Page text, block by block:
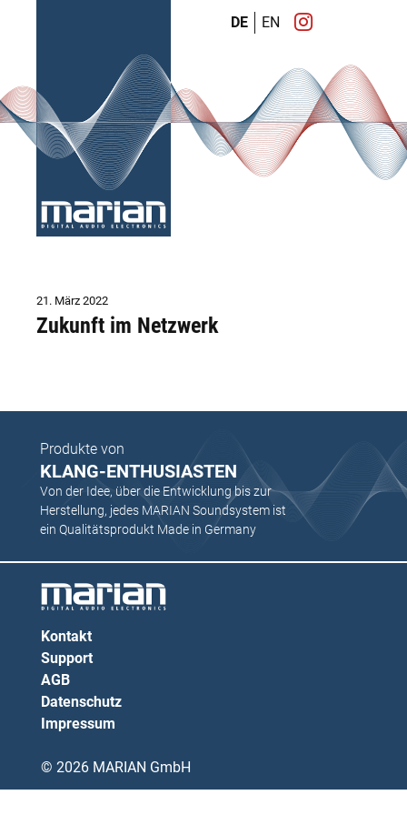
DE EN
21. März 2022
Zukunft im Netzwerk
Produkte von
KLANG-ENTHUSIASTEN
Von der Idee, über die Entwicklung bis zur
Herstellung, jedes MARIAN Soundsystem ist
ein Qualitätsprodukt Made in Germany
Kontakt
Support
AGB
Datenschutz
Impressum
© 2026 MARIAN GmbH